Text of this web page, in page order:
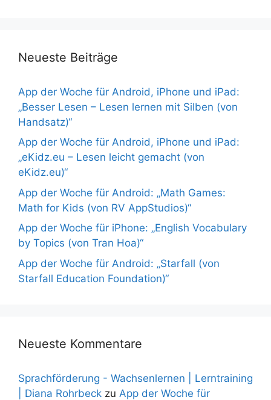
Neueste Beiträge
App der Woche für Android, iPhone und iPad:
„Besser Lesen – Lesen lernen mit Silben (von
Handsatz)“
App der Woche für Android, iPhone und iPad:
„eKidz.eu – Lesen leicht gemacht (von
eKidz.eu)“
App der Woche für Android: „Math Games:
Math for Kids (von RV AppStudios)“
App der Woche für iPhone: „English Vocabulary
by Topics (von Tran Hoa)“
App der Woche für Android: „Starfall (von
Starfall Education Foundation)“
Neueste Kommentare
Sprachförderung - Wachsenlernen | Lerntraining
| Diana Rohrbeck zu App der Woche für